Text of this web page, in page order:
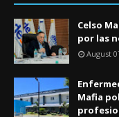
Celso
por las
August
Mafia